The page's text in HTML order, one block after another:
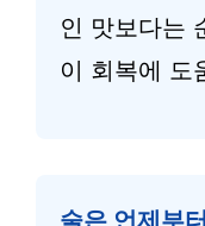
인 맛보다는
이 회복에 도
술은 언제부